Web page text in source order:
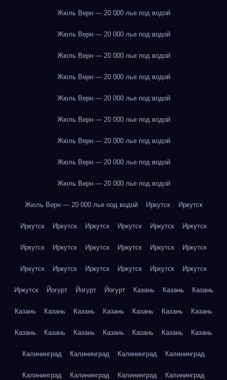
Жюль Верн — 20 000 лье под водой
Жюль Верн — 20 000 лье под водой
Жюль Верн — 20 000 лье под водой
Жюль Верн — 20 000 лье под водой
Жюль Верн — 20 000 лье под водой
Жюль Верн — 20 000 лье под водой
Жюль Верн — 20 000 лье под водой
Жюль Верн — 20 000 лье под водой
Жюль Верн — 20 000 лье под водой
Жюль Верн — 20 000 лье под водой Иркутск Иркутск
Иркутск Иркутск Иркутск Иркутск Иркутск Иркутск
Иркутск Иркутск Иркутск Иркутск Иркутск Иркутск
Иркутск Иркутск Иркутск Иркутск Иркутск Иркутск
Иркутск Йогурт Йогурт Йогурт Казань Казань Казань
Казань Казань Казань Казань Казань Казань Казань
Казань Казань Казань Казань Казань Казань Казань
Калининград Калининград Калининград Калининград
Калининград Калининград Калининград Калининград